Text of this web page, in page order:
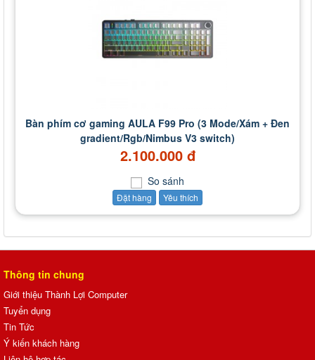
Bàn phím cơ gaming AULA F99 Pro (3 Mode/Xám + Đen
gradient/Rgb/Nimbus V3 switch)
2.100.000 đ
So sánh
Đặt hàng Yêu thích
Thông tin chung
Giới thiệu Thành Lợi Computer
Tuyển dụng
Tin Tức
Ý kiến khách hàng